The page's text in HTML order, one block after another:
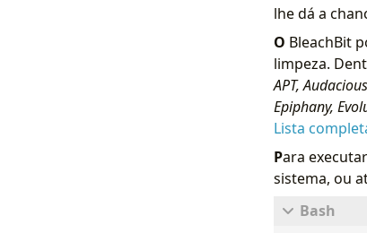
lhe dá a
O BleachBit
limpeza.
APT,
Epiphany,
Lista
Para
sistema, ou